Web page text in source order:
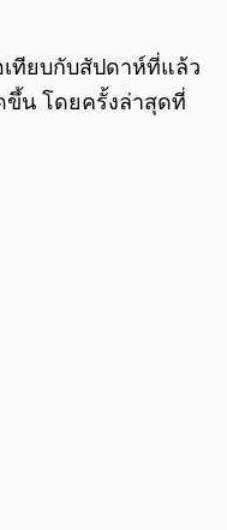
0:00 /
ทียบกับสัปดาห์ที่แล้ว
ขึ้น โดยครั้งล่าสุดที่